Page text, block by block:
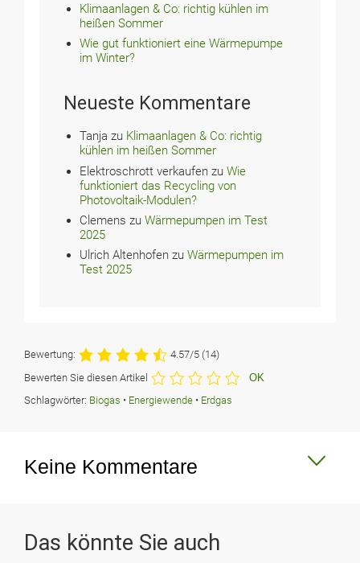
Klimaanlagen & Co: richtig kühlen im
heißen Sommer
Wie gut funktioniert eine Wärmepumpe
im Winter?
Neueste Kommentare
Tanja zu Klimaanlagen & Co: richtig
kühlen im heißen Sommer
Elektroschrott verkaufen zuWie
funktioniert das Recycling von
Photovoltaik-Modulen?
Clemens zuWärmepumpen im Test
2025
Ulrich Altenhofen zuWärmepumpen im
Test 2025
Bewertung: 4.57/5 (14)
Bewerten Sie diesen Artikel
Schlagwörter: Biogas • Energiewende • Erdgas
Keine Kommentare
Das könnte Sie auch